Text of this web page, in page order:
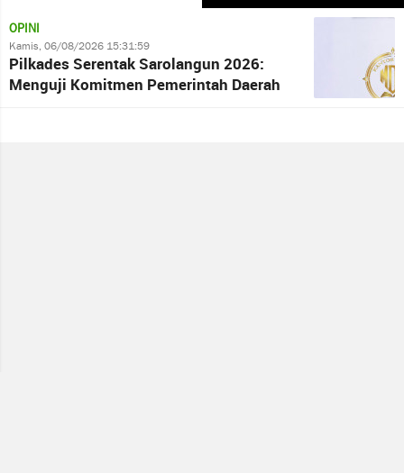
OPINI
Kamis, 06/08/2026 15:31:59
Pilkades Serentak Sarolangun 2026:
Menguji Komitmen Pemerintah Daerah